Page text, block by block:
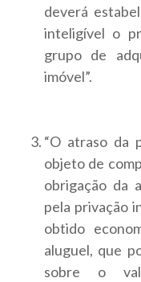
deverá
inteligível o
grupo de
imóvel”.
“O atraso da
objeto de
obrigação da
pela privação
obtido
aluguel, que
sobre o